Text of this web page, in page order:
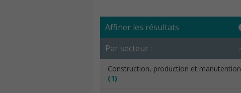
Affiner les résultats
Par secteur :
Construction, production et manutention
(1)